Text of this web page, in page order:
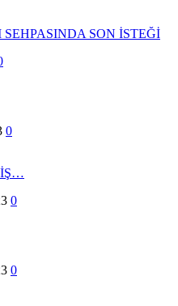
SON İSTEĞİ
0
0
0